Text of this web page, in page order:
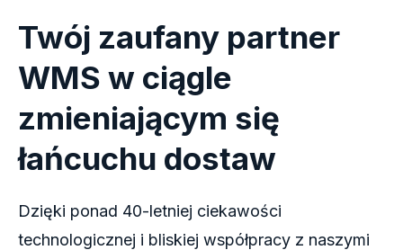
Twój zaufany partner
WMS w ciągle
zmieniającym się
łańcuchu dostaw
Dzięki ponad 40-letniej ciekawości
technologicznej i bliskiej współpracy z naszymi